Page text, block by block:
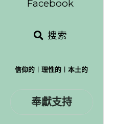
搜索
購物車(
信仰的︱理性的︱本土的
奉獻支持